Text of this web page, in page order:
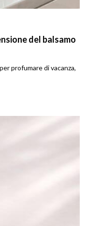
del balsamo
profumare di vacanza,